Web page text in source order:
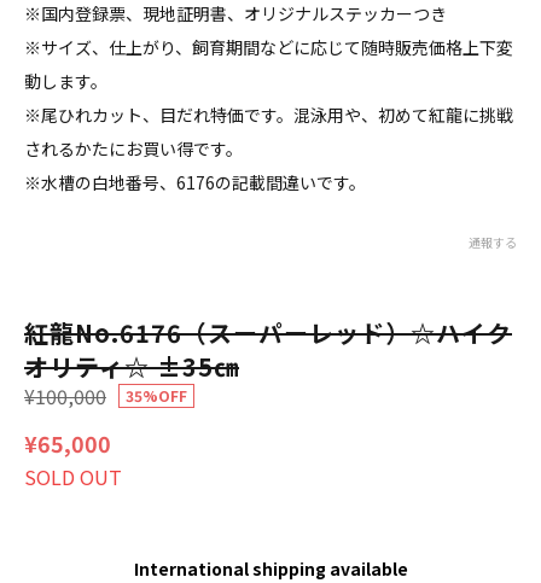
紅龍No.6176（スーパーレッド）☆ハイク
オリティ☆ ±35㎝
¥100,000 35%OFF
¥65,000
SOLD OUT
International shipping available
※国内登録票、現地証明書、オリジナルステッカーつき
※サイズ、仕上がり、飼育期間などに応じて随時販売価格上下変
動します。
※尾ひれカット、目だれ特価です。混泳用や、初めて紅龍に挑戦
されるかたにお買い得です。
※水槽の白地番号、6176の記載間違いです。
通報する